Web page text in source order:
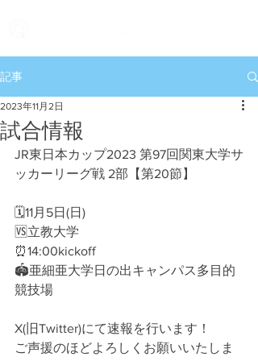
記事
試合情報
2023年11月2日
JR東日本カップ2023 第97回関東大学サ
ッカーリーグ戦 2部【第20節】
🗓11月5日(日)
🆚立教大学
⏰14:00kickoff
🏟亜細亜大学日の出キャンパス多目的
競技場
X(旧Twitter)にて速報を行います！
ご声援のほどよろしくお願いいたしま